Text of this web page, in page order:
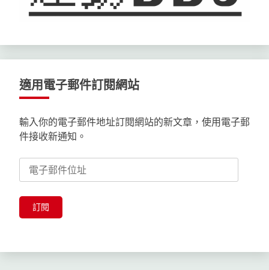
適用電子郵件訂閱網站
輸入你的電子郵件地址訂閱網站的新文章，使用電子郵
件接收新通知。
子
位
訂閱